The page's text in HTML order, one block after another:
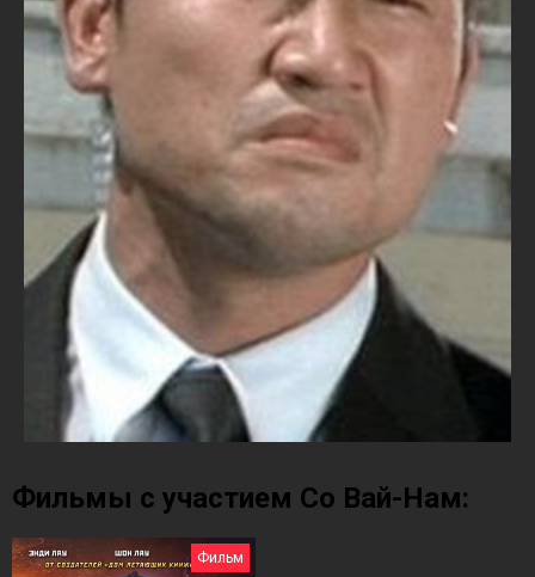
Фильмы с участием Со Вай-Нам:
Фильм